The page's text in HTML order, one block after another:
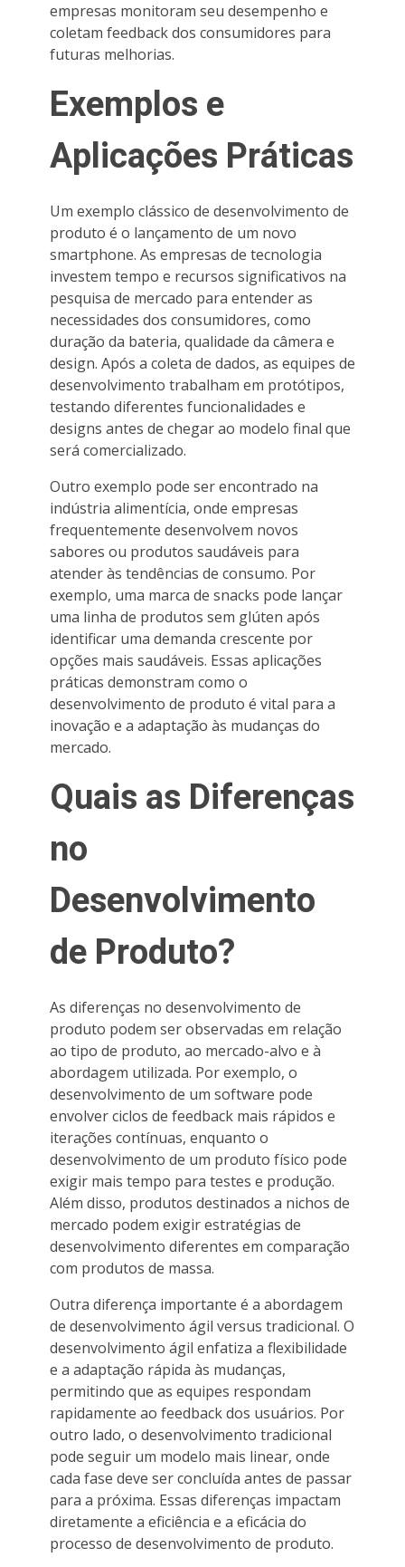
empresas monitoram seu desempenho e
coletam feedback dos consumidores para
futuras melhorias.
Exemplos e
Aplicações Práticas
Um exemplo clássico de desenvolvimento de
produto é o lançamento de um novo
smartphone. As empresas de tecnologia
investem tempo e recursos significativos na
pesquisa de mercado para entender as
necessidades dos consumidores, como
duração da bateria, qualidade da câmera e
design. Após a coleta de dados, as equipes de
desenvolvimento trabalham em protótipos,
testando diferentes funcionalidades e
designs antes de chegar ao modelo final que
será comercializado.
Outro exemplo pode ser encontrado na
indústria alimentícia, onde empresas
frequentemente desenvolvem novos
sabores ou produtos saudáveis para
atender às tendências de consumo. Por
exemplo, uma marca de snacks pode lançar
uma linha de produtos sem glúten após
identificar uma demanda crescente por
opções mais saudáveis. Essas aplicações
práticas demonstram como o
desenvolvimento de produto é vital para a
inovação e a adaptação às mudanças do
mercado.
Quais as Diferenças
no
Desenvolvimento
de Produto?
As diferenças no desenvolvimento de
produto podem ser observadas em relação
ao tipo de produto, ao mercado-alvo e à
abordagem utilizada. Por exemplo, o
desenvolvimento de um software pode
envolver ciclos de feedback mais rápidos e
iterações contínuas, enquanto o
desenvolvimento de um produto físico pode
exigir mais tempo para testes e produção.
Além disso, produtos destinados a nichos de
mercado podem exigir estratégias de
desenvolvimento diferentes em comparação
com produtos de massa.
Outra diferença importante é a abordagem
de desenvolvimento ágil versus tradicional. O
desenvolvimento ágil enfatiza a flexibilidade
e a adaptação rápida às mudanças,
permitindo que as equipes respondam
rapidamente ao feedback dos usuários. Por
outro lado, o desenvolvimento tradicional
pode seguir um modelo mais linear, onde
cada fase deve ser concluída antes de passar
para a próxima. Essas diferenças impactam
diretamente a eficiência e a eficácia do
processo de desenvolvimento de produto.